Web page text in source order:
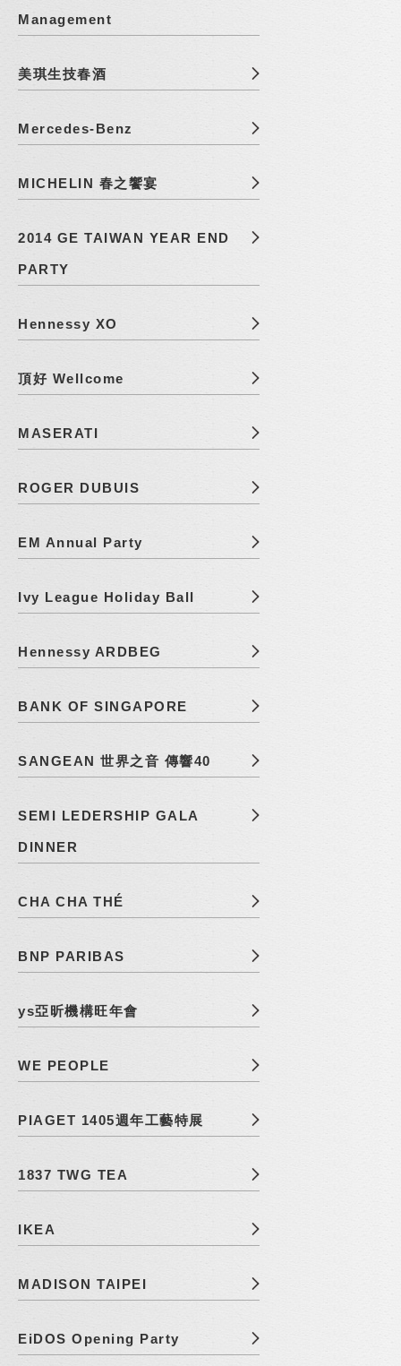
Management
美琪生技春酒
Mercedes-Benz
MICHELIN 春之饗宴
2014 GE TAIWAN YEAR END
PARTY
Hennessy XO
頂好 Wellcome
MASERATI
ROGER DUBUIS
EM Annual Party
Ivy League Holiday Ball
Hennessy ARDBEG
BANK OF SINGAPORE
SANGEAN 世界之音 傳響40
SEMI LEDERSHIP GALA
DINNER
CHA CHA THÉ
BNP PARIBAS
ys亞昕機構旺年會
WE PEOPLE
PIAGET 1405週年工藝特展
1837 TWG TEA
IKEA
MADISON TAIPEI
EiDOS Opening Party